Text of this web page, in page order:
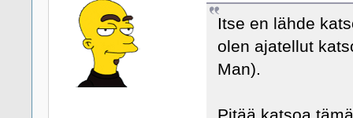
Itse en lähde
olen ajatellut
Man).